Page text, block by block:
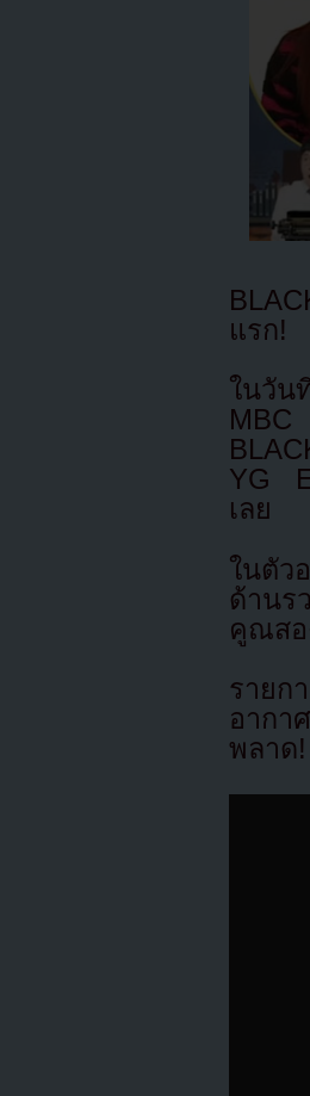
แรก!
ในวัน
YG
เลย
ในตัว
ด้านร
คูณสอ
รายก
อาก
พลาด!